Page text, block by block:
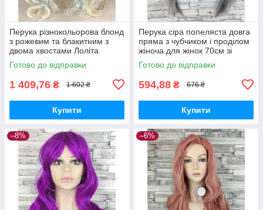
Перука різнокольорова блонд
з рожевим та блакитним з
двома хвостами Лоліта
хвиляста довга 70см жіноча
штучна
Готово до відправки
1 409,76 ₴ 1 602 ₴
Купити
Перука сіра попеляста довга
пряма з чубчиком і проділом
жіноча для жінок 70см зі
штучного волосся
Готово до відправки
594,88 ₴ 676 ₴
Купити
–8% –6%